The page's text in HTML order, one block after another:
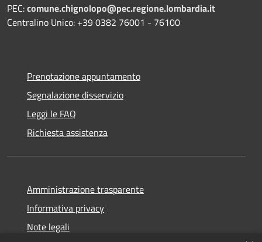
PEC:comune.chignolopo@pec.regione.lombardia.it
Centralino Unico: +39 0382 76001 - 76100
Prenotazione appuntamento
Segnalazione disservizio
Leggi le FAQ
Richiesta assistenza
Amministrazione trasparente
Informativa privacy
Note legali